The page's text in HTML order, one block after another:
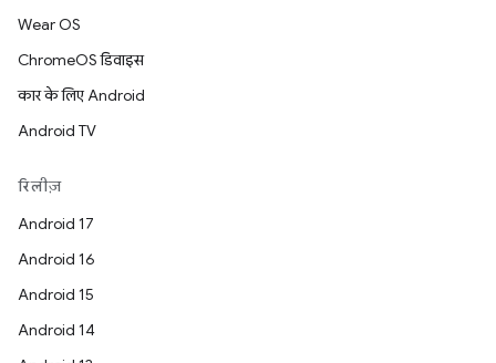
Wear OS
ChromeOS डिवाइस
कार के लिए Android
Android TV
रिलीज़
Android 17
Android 16
Android 15
Android 14